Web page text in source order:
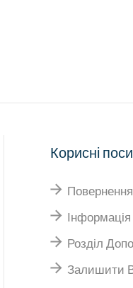
Корисні
Розділ
Залишити